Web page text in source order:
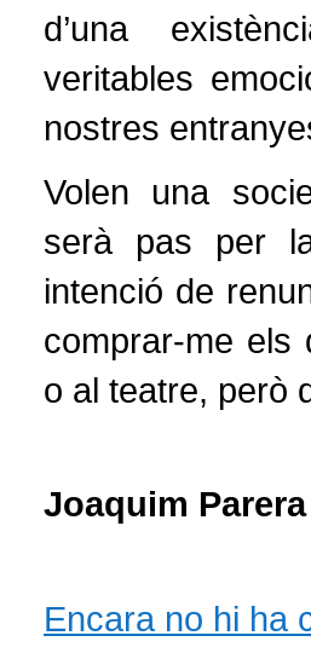
d’una
veritables
nostres
Volen una
serà pas per
intenció de
comprar-me els
o al teatre, però
Joaquim Parera
Encara no hi ha